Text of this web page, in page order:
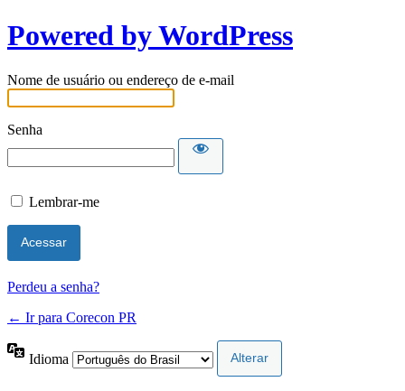
Powered by WordPress
Nome de usuário ou endereço de e-mail
Senha
Lembrar-me
Perdeu a senha?
← Ir para Corecon PR
Idioma